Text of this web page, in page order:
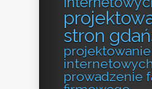
stron
prowadzenie